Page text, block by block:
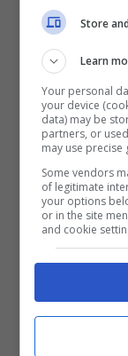
Giucas
stretto un
dei
per lui e
Francesca
Store
Learn
Your personal
your device
data) may be
partners, or
may use
Some vendors
of legitimate
your options
or in the site
and cookie